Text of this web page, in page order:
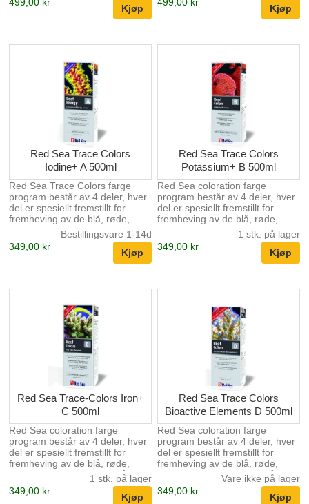
de viktigste elementene i
dannelsen av korallskjellet og er
499,00 kr
tilfredstillende mengder av disse
sporstoffene for maksimal
spesiellt. Color B Inneholder
Kalium og Bor som forsterker \
fremhever de røde fargene.
Color C Inneholder jern og
andre metaller som forsterker \
fremhever d...
499,00 kr
Red Sea Trace Colors
Iodine+ A 500ml
Red Sea Trace Colors farge
program består av 4 deler, hver
del er spesiellt fremstillt for
fremheving av de blå, røde,
grønne og rosa fargene på SPS
koraller. Korallene er avhening
av tilfredstillende mengder av
disse sporstoffene for maksimal
Rosa fargene spesiellt. Trace
Colors B inneholder Kalium og
Bor som forsterker \ fremhever
de røde fargene. Trace Colors C
inneholder jern og 7 andre m...
Bestillingsvare 1-14d
349,00 kr
Red Sea Trace Colors
Potassium+ B 500ml
Red Sea coloration farge
program består av 4 deler, hver
del er spesiellt fremstillt for
fremheving av de blå, røde,
grønne og rosa fargene på SPS
koraller. Korallene er avhening
av tilfredstillende mengder av
disse sporstoffene for maksimal
spesiellt. Color B Inneholder
Kalium og Bor som forsterker \
fremhever de røde fargene.
Color C Inneholder jern og
andre metaller som forsterker \
1 stk. på lager
349,00 kr
Red Sea Trace-Colors Iron+
C 500ml
Red Sea coloration farge
program består av 4 deler, hver
del er spesiellt fremstillt for
fremheving av de blå, røde,
grønne og rosa fargene på SPS
koraller. Korallene er avhening
av tilfredstillende mengder av
1 stk. på lager
349,00 kr
Red Sea Trace Colors
Bioactive Elements D 500ml
Red Sea coloration farge
program består av 4 deler, hver
del er spesiellt fremstillt for
fremheving av de blå, røde,
grønne og rosa fargene på SPS
koraller. Korallene er avhening
av tilfredstillende mengder av
Vare ikke på lager
349,00 kr